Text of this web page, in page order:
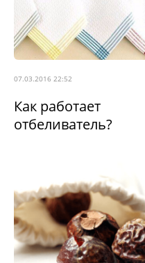
07.03.2016 22:52
Как работает
отбеливатель?